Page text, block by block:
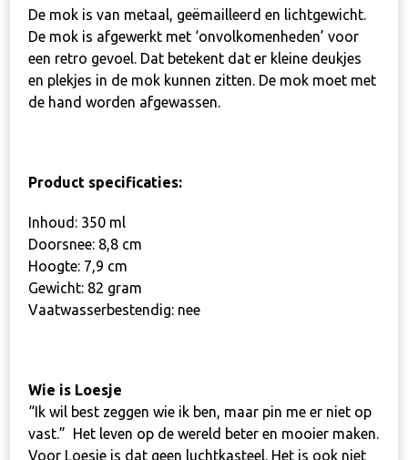
De mok is van metaal, geëmailleerd en lichtgewicht.
De mok is afgewerkt met ‘onvolkomenheden’ voor
een retro gevoel. Dat betekent dat er kleine deukjes
en plekjes in de mok kunnen zitten. De mok moet met
de hand worden afgewassen.
Product specificaties:
Inhoud: 350 ml
Doorsnee: 8,8 cm
Hoogte: 7,9 cm
Gewicht: 82 gram
Vaatwasserbestendig: nee
Wie is Loesje
“Ik wil best zeggen wie ik ben, maar pin me er niet op
vast.” Het leven op de wereld beter en mooier maken.
Voor Loesje is dat geen luchtkasteel. Het is ook niet